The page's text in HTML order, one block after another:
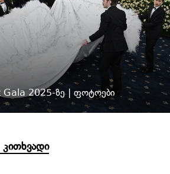
Gala 2025-ზე | ფოტოები